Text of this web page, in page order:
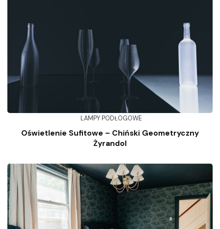
LAMPY PODŁOGOWE
Oświetlenie Sufitowe – Chiński Geometryczny
Żyrandol